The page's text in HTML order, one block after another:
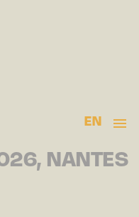
EN
NANTES